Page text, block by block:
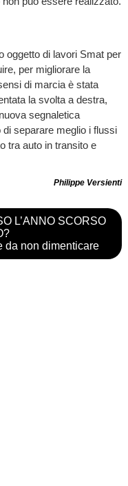
oggetto di lavori Smat per
per migliorare la
di marcia è stata
la svolta a destra,
segnaletica
di separare meglio i flussi
tra auto in transito e
Philippe Versienti
L’ANNO SCORSO
da non dimenticare